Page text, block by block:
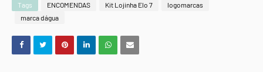
Tags ENCOMENDAS Kit Lojinha Elo 7
logomarcas
marca dágua